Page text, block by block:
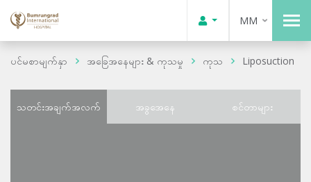
MM
ပင်မစာမျက်နှာ အခြေအနေများ & ကုသမှု ကုသ Liposuction
သတင်းအချက်အလက် အခွအေနေ စင်တာများ